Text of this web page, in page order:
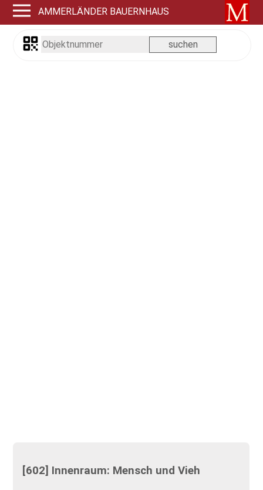
AMMERLÄNDER BAUERNHAUS
[602] Innenraum: Mensch und Vieh